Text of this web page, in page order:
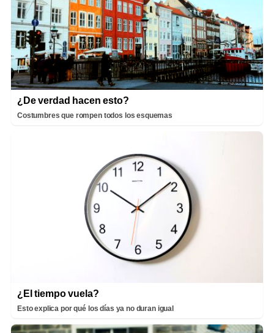
¿De verdad hacen esto?
Costumbres que rompen todos los esquemas
¿El tiempo vuela?
Esto explica por qué los días ya no duran igual